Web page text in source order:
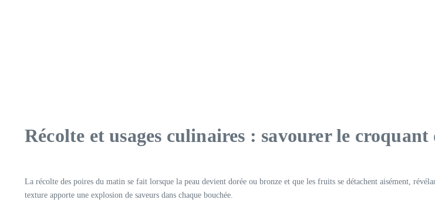
Récolte et usages culinaires : savourer le croquant
La récolte des poires du matin se fait lorsque la peau devient dorée ou bronze et que les fruits se détachent aisément,
texture apporte une explosion de saveurs dans chaque bouchée.